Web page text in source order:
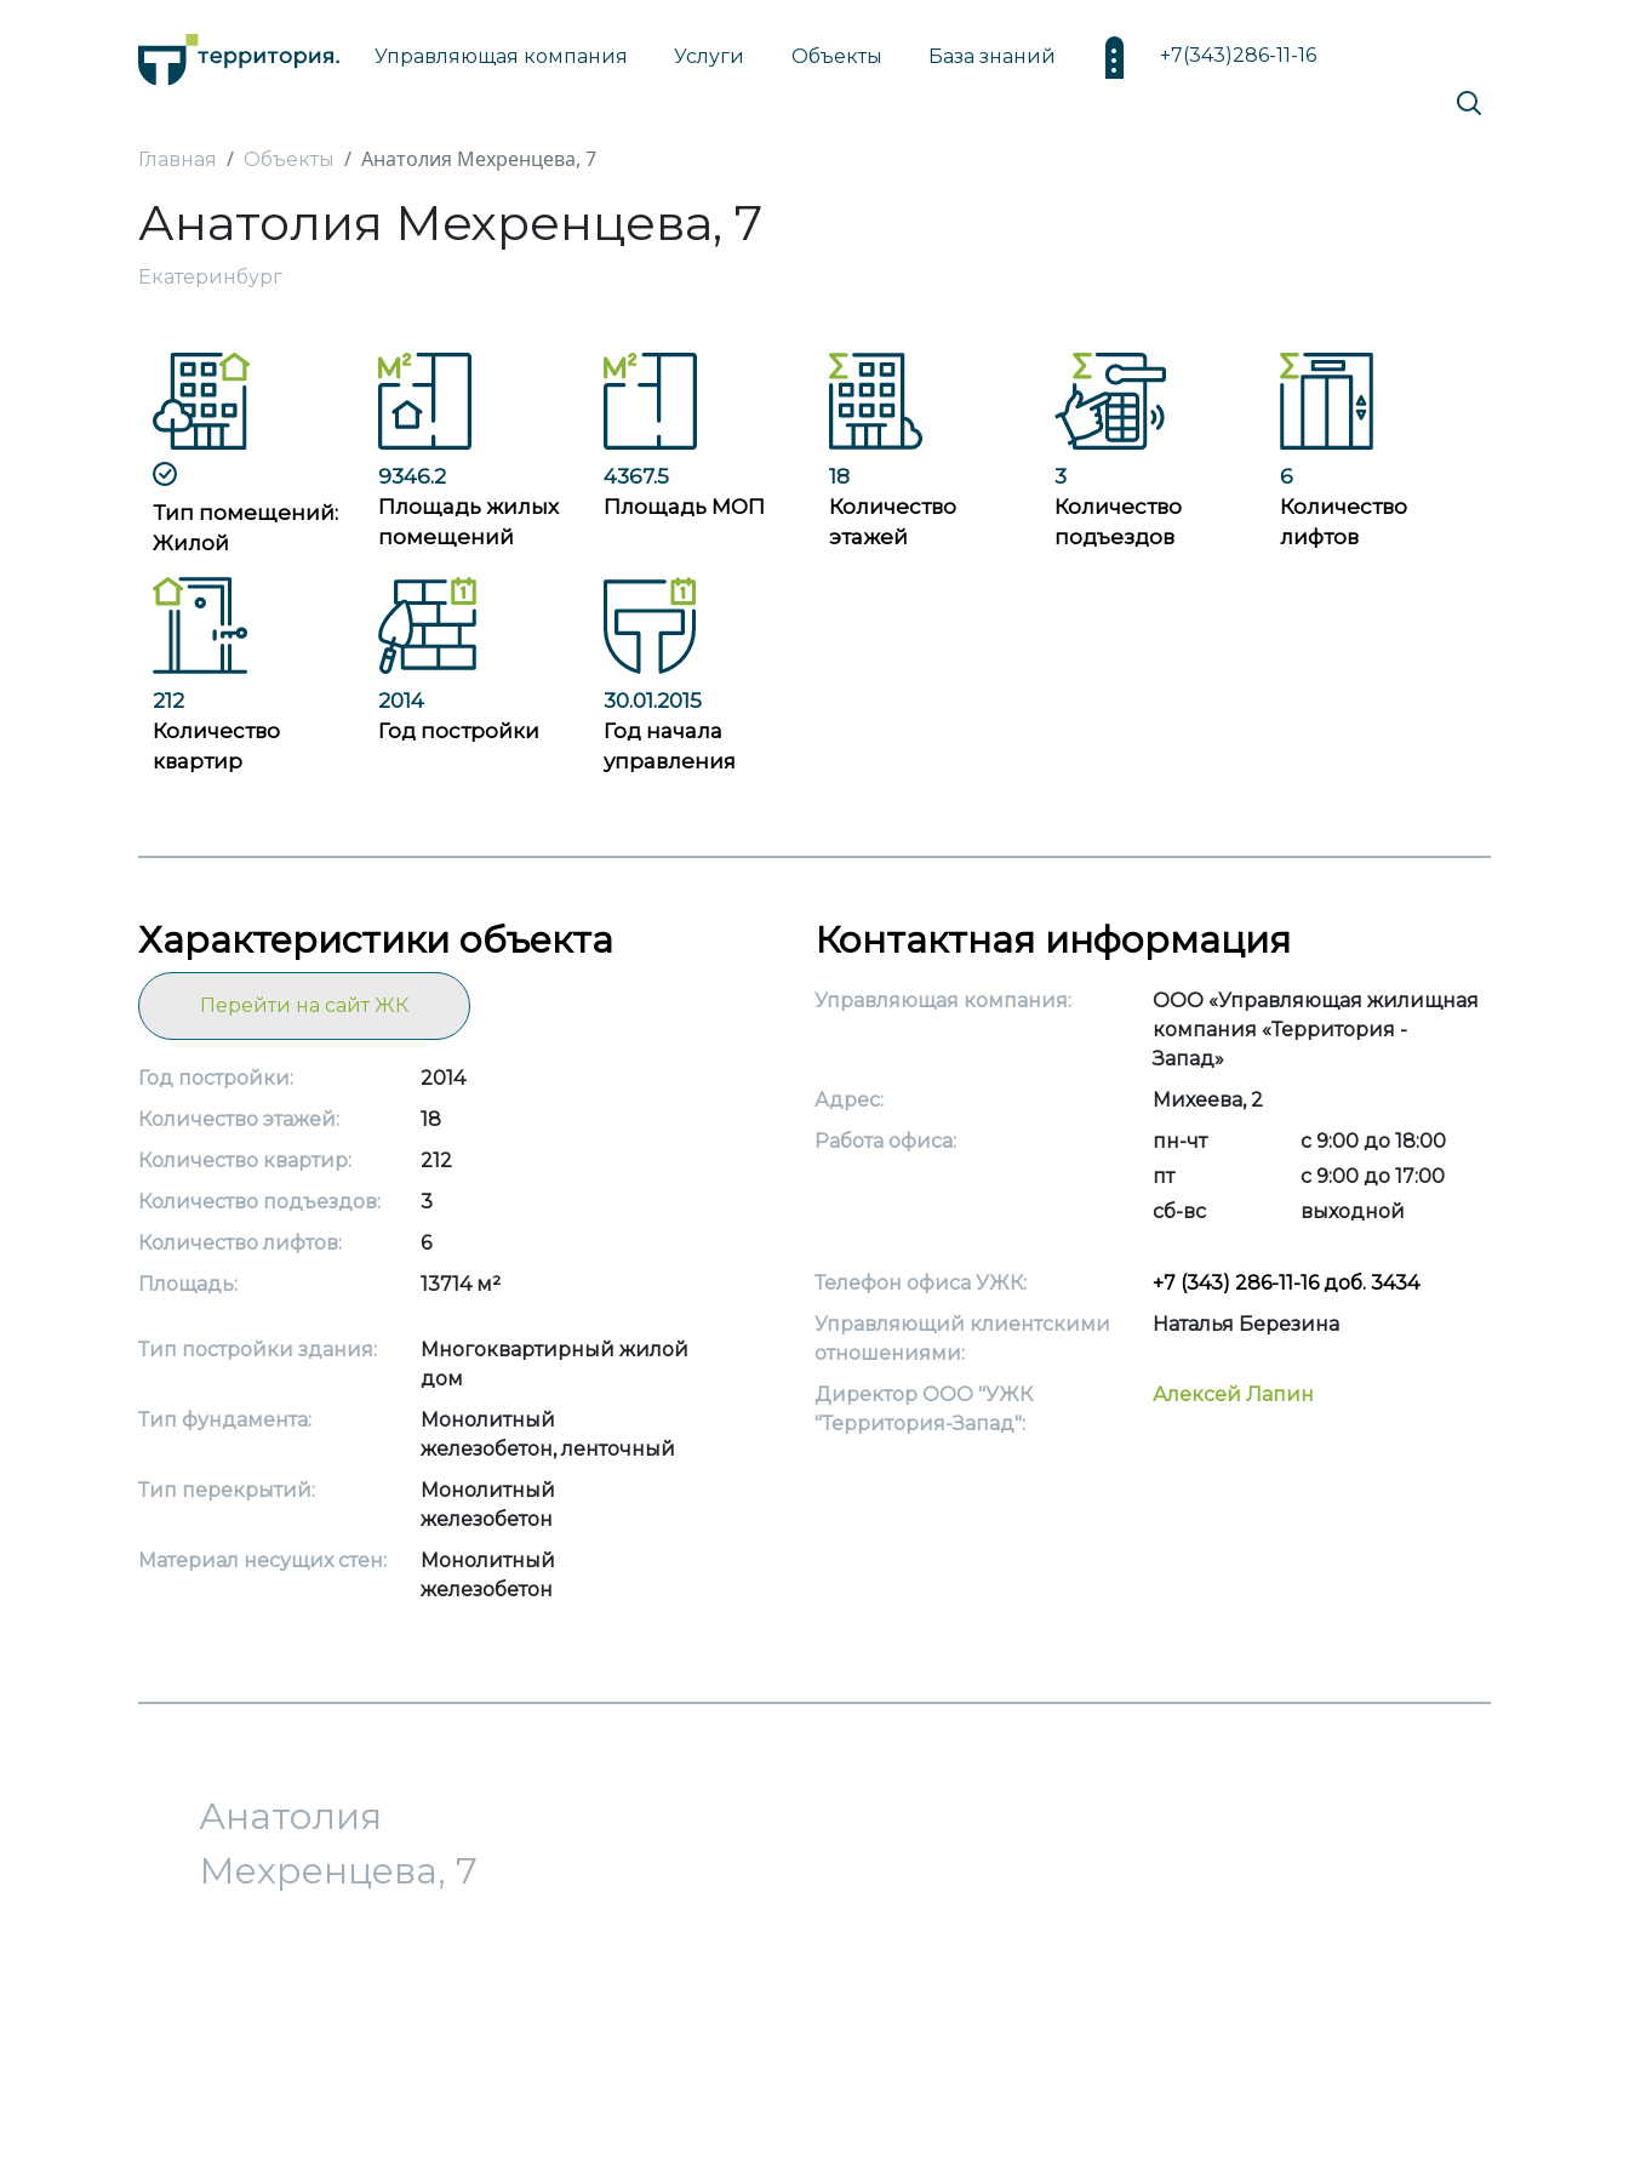
+7(343)286-11-16
Управляющая компания Услуги Объекты База знаний
Главная Объекты Анатолия Мехренцева, 7
Анатолия Мехренцева, 7
Екатеринбург
Тип помещений:
Жилой
9346.2
Площадь жилых
помещений
4367.5
Площадь МОП
18
Количество
этажей
3
Количество
подъездов
6
Количество
лифтов
212
Количество
квартир
2014
Год постройки
30.01.2015
Год начала
управления
Характеристики объекта
Перейти на сайт ЖК
Год постройки:
2014
Количество этажей:
18
Количество квартир:
212
Количество подъездов:
3
Количество лифтов:
6
Площадь:
13714 м²
Тип постройки здания:
Многоквартирный жилой
дом
Тип фундамента:
Монолитный
железобетон, ленточный
Тип перекрытий:
Монолитный
железобетон
Материал несущих стен:
Монолитный
железобетон
Контактная информация
Управляющая компания:
ООО «Управляющая жилищная
компания «Территория -
Запад»
Адрес:
Михеева, 2
Работа офиса:
пн-чт
с 9:00 до 18:00
пт
с 9:00 до 17:00
сб-вс
выходной
Телефон офиса УЖК:
+7 (343) 286-11-16 доб. 3434
Управляющий клиентскими
отношениями:
Наталья Березина
Директор ООО "УЖК
"Территория-Запад":
Алексей Лапин
Анатолия
Мехренцева, 7